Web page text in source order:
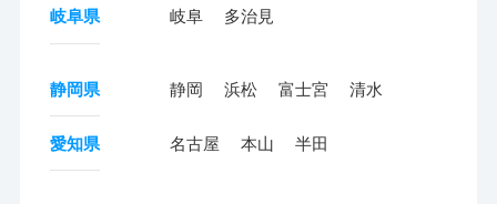
岐阜県 岐阜 多治見
静岡県 静岡 浜松 富士宮 清水
愛知県 名古屋 本山 半田